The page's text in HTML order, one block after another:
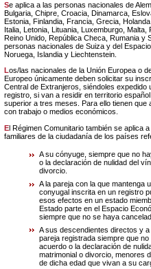
Se aplica a las personas nacionales de Alemania, Austria, Bélgica,
Bulgaria, Chipre, Croacia, Dinamarca,
Estonia, Finlandia, Francia, Grecia,
Italia, Letonia, Lituania, Luxemburgo, Malta,
Reino Unido, República Checa, Rumania y
personas nacionales de Suiza y del
Noruega, Islandia y Liechtenstein.
Los/las nacionales de la Unión Europea o del Espacio Económico
Europeo únicamente deben solicitar su
Central de Extranjeros, siéndoles expedido
registro, si van a residir en territorio
superior a tres meses. Para ello tienen que
con trabajo o medios económicos.
El Régimen Comunitario también se aplica a los siguientes
familiares de la ciudadanía de los países
A su cónyuge, siempre que no
o la declaración de nulidad del
divorcio.
A la pareja con la que mantenga
conyugal inscrita en un registro
esos efectos en un estado
Estado parte en el Espacio
siempre que no se haya
A sus descendientes directos y
pareja registrada siempre que
acuerdo o la declaración de
matrimonial o divorcio, menores
de dicha edad que vivan a su